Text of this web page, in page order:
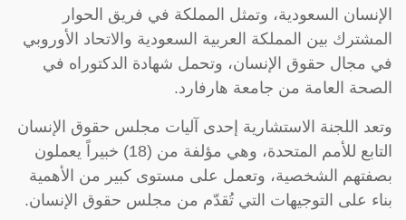
الإنسان السعودية، وتمثل المملكة في فريق الحوار
المشترك بين المملكة العربية السعودية والاتحاد الأوروبي
في مجال حقوق الإنسان، وتحمل شهادة الدكتوراه في
الصحة العامة من جامعة هارفارد.
وتعد اللجنة الاستشارية إحدى آليات مجلس حقوق الإنسان
التابع للأمم المتحدة، وهي مؤلفة من (18) خبيراً يعملون
بصفتهم الشخصية، وتعمل على مستوى كبير من الأهمية
بناء على التوجيهات التي تُقدّم من مجلس حقوق الإنسان.